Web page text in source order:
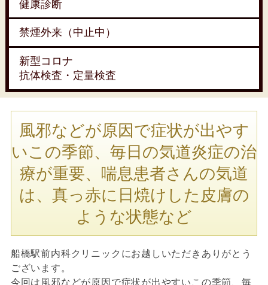
健康診断
禁煙外来（中止中）
新型コロナ
抗体検査・定量検査
⾵邪などが原因で症状が出やす
いこの季節、毎⽇の気道炎症の治
療が重要、喘息患者さんの気道
は、真っ⾚に⽇焼けした⽪膚の
ような状態など
船橋駅前内科クリニックにお越しいただきありがとう
ございます。
今回は⾵邪などが原因で症状が出やすいこの季節、毎